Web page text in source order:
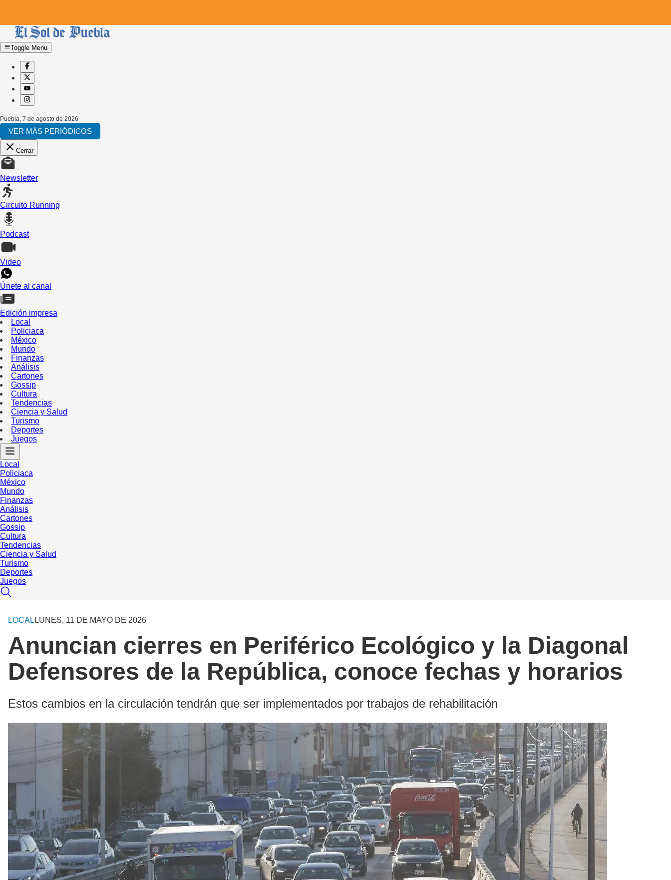
Toggle Menu
Puebla 7 de agosto de 2026
VER MÁS PERIÓDICOS
Cerrar
Newsletter
Circuito Running
Podcast
Video
Únete al canal
Edición impresa
Local
Policiaca
México
Mundo
Finanzas
Análisis
Cartones
Gossip
Cultura
Tendencias
Ciencia y Salud
Turismo
Deportes
Juegos
Local
Policiaca
México
Mundo
Finanzas
Análisis
Cartones
Gossip
Cultura
Tendencias
Ciencia y Salud
Turismo
Deportes
Juegos
LOCAL LUNES, 11 DE MAYO DE 2026
Anuncian cierres en Periférico Ecológico y la Diagonal
Defensores de la República, conoce fechas y horarios
Estos cambios en la circulación tendrán que ser implementados por trabajos de rehabilitación